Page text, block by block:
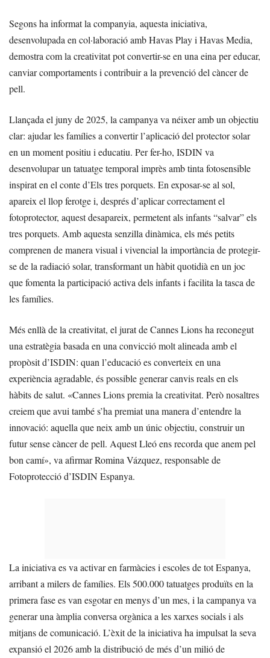
Segons ha informat la companyia, aquesta iniciativa,
desenvolupada en col·laboració amb Havas Play i Havas Media,
demostra com la creativitat pot convertir-se en una eina per educar,
canviar comportaments i contribuir a la prevenció del càncer de
pell.
Llançada el juny de 2025, la campanya va néixer amb un objectiu
clar: ajudar les famílies a convertir l’aplicació del protector solar
en un moment positiu i educatiu. Per fer-ho, ISDIN va
desenvolupar un tatuatge temporal imprès amb tinta fotosensible
inspirat en el conte d’Els tres porquets. En exposar-se al sol,
apareix el llop ferotge i, després d’aplicar correctament el
fotoprotector, aquest desapareix, permetent als infants “salvar” els
tres porquets. Amb aquesta senzilla dinàmica, els més petits
comprenen de manera visual i vivencial la importància de protegir-
se de la radiació solar, transformant un hàbit quotidià en un joc
que fomenta la participació activa dels infants i facilita la tasca de
les famílies.
Més enllà de la creativitat, el jurat de Cannes Lions ha reconegut
una estratègia basada en una convicció molt alineada amb el
propòsit d’ISDIN: quan l’educació es converteix en una
experiència agradable, és possible generar canvis reals en els
hàbits de salut. «Cannes Lions premia la creativitat. Però nosaltres
creiem que avui també s’ha premiat una manera d’entendre la
innovació: aquella que neix amb un únic objectiu, construir un
futur sense càncer de pell. Aquest Lleó ens recorda que anem pel
bon camí», va afirmar Romina Vázquez, responsable de
Fotoprotecció d’ISDIN Espanya.
La iniciativa es va activar en farmàcies i escoles de tot Espanya,
arribant a milers de famílies. Els 500.000 tatuatges produïts en la
primera fase es van esgotar en menys d’un mes, i la campanya va
generar una àmplia conversa orgànica a les xarxes socials i als
mitjans de comunicació. L’èxit de la iniciativa ha impulsat la seva
expansió el 2026 amb la distribució de més d’un milió de